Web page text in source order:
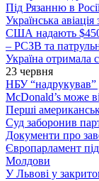
Під Рязанню в
Українська
США надають $450
– РСЗВ та
Україна отримала
23 червня
НБУ “надрукував”
McDonald’s може
Перші
Суд заборонив
Документи про
Європарламент
Молдови
У Львові у